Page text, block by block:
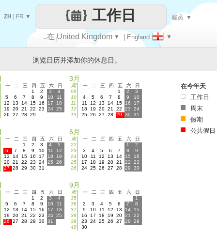
让
..在 United Kingdom ▼ | England ▼
工作日
ZH FR ▼ 雇员 ▼
浏览日历并添加你的休息日。
一 二 三 四 五 六
日
1
2 3
4
5
6 7 8 9 10
11
12
13 14 15 16 17
18
19
20 21 22 23 24
25
26
27 28 29
3月
周 一 二 三 四 五 六
日
09
1 2
3
10
4 5 6 7 8 9
10
11
11 12 13 14 15 16
17
12
18 19 20 21 22 23
24
13
25 26 27 28 29 30 31
一 二 三 四 五 六
日
1
2 3 4
5
6
7 8 9 10 11
12
13
14 15 16 17 18
19
20 21 22 23 24 25
26
27
28 29 30 31
6月
周 一 二 三 四 五 六
日
22
1
2
23
3 4 5 6 7 8
9
24
10 11 12 13 14 15
16
25
17 18 19 20 21 22
23
26
24 25 26 27 28 29 30
一 二 三 四 五 六
日
1
2 3
4
5
6 7 8 9 10
11
12
13 14 15 16 17
18
19
20 21 22 23 24
25
26
27 28 29 30 31
9月
周 一 二 三 四 五 六
日
35
1
36
2 3 4 5 6 7
8
37
9 10 11 12 13 14
15
38
16 17 18 19 20 21
22
39
23 24 25 26 27 28
29
40
30
在今年天
工作日
周末
假期
公共假日